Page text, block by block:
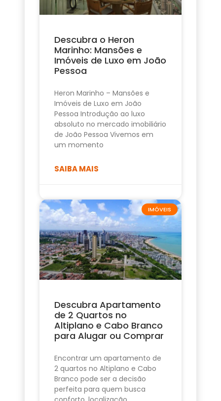
Descubra o Heron
Marinho: Mansões e
Imóveis de Luxo em João
Pessoa
Heron Marinho – Mansões e
Imóveis de Luxo em João
Pessoa Introdução ao luxo
absoluto no mercado imobiliário
de João Pessoa Vivemos em
um momento
SAIBA MAIS
IMÓVEIS
Descubra Apartamento
de 2 Quartos no
Altiplano e Cabo Branco
para Alugar ou Comprar
Encontrar um apartamento de
2 quartos no Altiplano e Cabo
Branco pode ser a decisão
perfeita para quem busca